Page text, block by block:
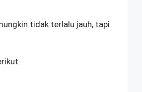
tidak terlalu jauh, tapi